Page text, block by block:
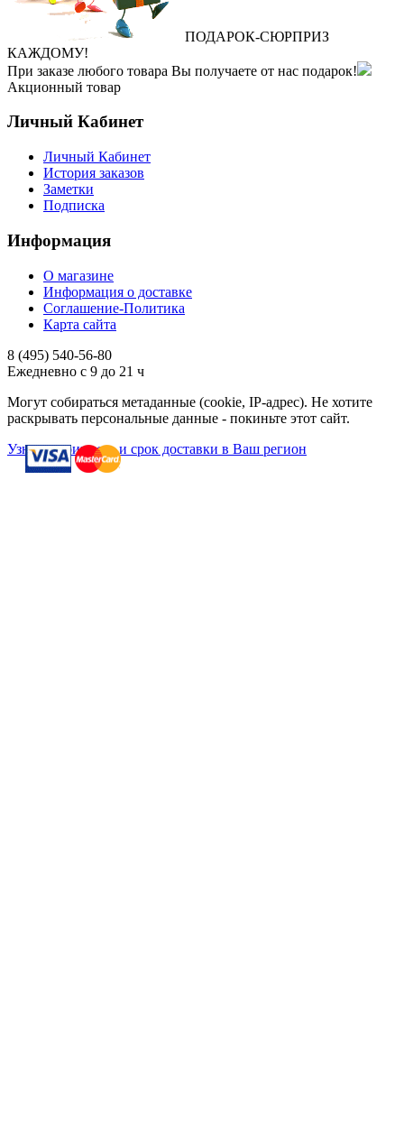
ПОДАРОК‐СЮРПРИЗ
КАЖДОМУ!
При заказе любого товара Вы получаете от нас подарок!
Акционный товар
Личный Кабинет
Личный Кабинет
История заказов
Заметки
Подписка
Информация
О магазине
Информация о доставке
Соглашение-Политика
Карта сайта
8 (495) 540-56-80
Ежедневно с 9 до 21 ч
Могут собираться метаданные (cookie, IP-адрес). Не хотите
раскрывать персональные данные - покиньте этот сайт.
Узнать стоимость и срок доставки в Ваш регион